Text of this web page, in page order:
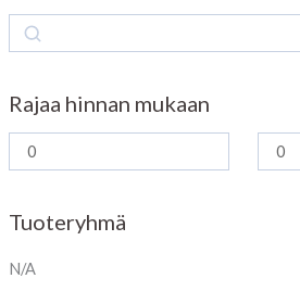
Rajaa hinnan mukaan
Tuoteryhmä
N/A